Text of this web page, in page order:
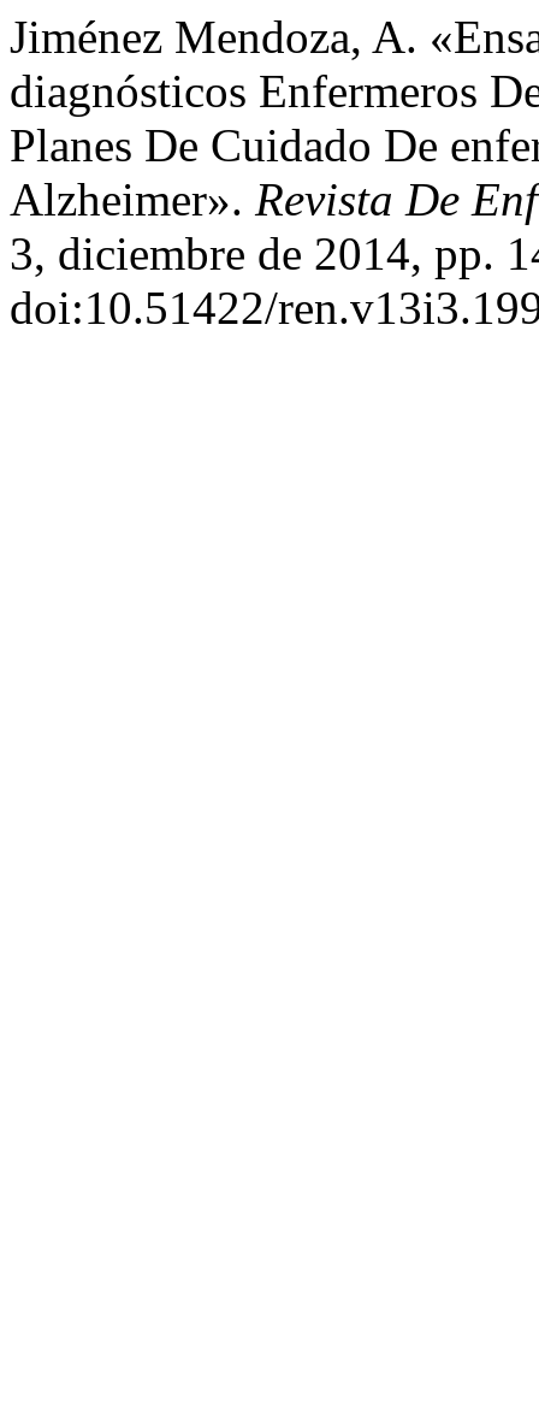
Jiménez Mendoza, A.
diagnósticos Enfermeros
Planes De Cuidado De
Alzheimer». Revista De
3, diciembre de 2014, pp.
doi:10.51422/